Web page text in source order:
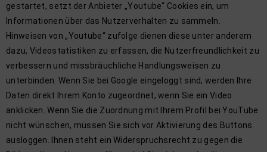
gestartet, setzt der Anbieter „Youtube“ Cookies ein, um
Informationen über das Nutzerverhalten zu sammeln.
Hinweisen von „Youtube“ zufolge dienen diese unter anderem
dazu, Videostatistiken zu erfassen, die Nutzerfreundlichkeit zu
verbessern und missbräuchliche Handlungsweisen zu
unterbinden. Wenn Sie bei Google eingeloggt sind, werden Ihre
Daten direkt Ihrem Konto zugeordnet, wenn Sie ein Video
anklicken. Wenn Sie die Zuordnung mit Ihrem Profil bei YouTube
nicht wünschen, müssen Sie sich vor Aktivierung des Buttons
ausloggen. Ihnen steht ein Widerspruchsrecht zu gegen die